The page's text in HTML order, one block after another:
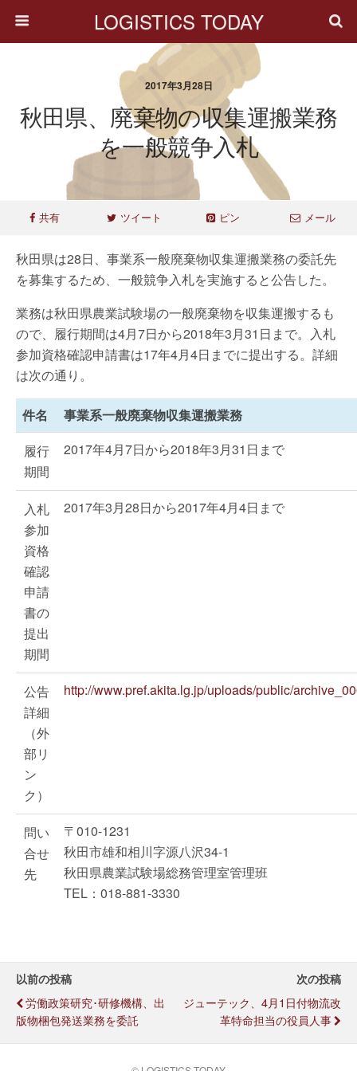
LOGISTICS TODAY
2017年3月28日
秋田県、廃棄物の収集運搬業務
を一般競争入札
共有 ツイート ピン メール
秋田県は28日、事業系一般廃棄物収集運搬業務の委託先
を募集するため、一般競争入札を実施すると公告した。
業務は秋田県農業試験場の一般廃棄物を収集運搬するも
ので、履行期間は4月7日から2018年3月31日まで。入札
参加資格確認申請書は17年4月4日までに提出する。詳細
は次の通り。
件名
事業系一般廃棄物収集運搬業務
履行
期間
2017年4月7日から2018年3月31日まで
入札
参加
資格
確認
申請
書の
提出
期間
2017年3月28日から2017年4月4日まで
公告
詳細
（外
部リ
ン
ク）
http://www.pref.akita.lg.jp/uploads/public/
問い
合せ
先
〒010-1231
秋田市雄和相川字源八沢34-1
秋田県農業試験場総務管理室管理班
TEL：018-881-3330
以前の投稿
労働政策研究･研修機構、出
版物梱包発送業務を委託
次の投稿
ジューテック、4月1日付物流改
革特命担当の役員人事